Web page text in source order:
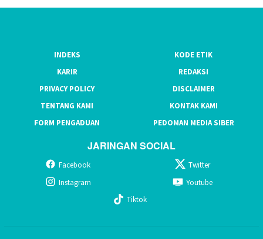
INDEKS
KODE ETIK
KARIR
REDAKSI
PRIVACY POLICY
DISCLAIMER
TENTANG KAMI
KONTAK KAMI
FORM PENGADUAN
PEDOMAN MEDIA SIBER
JARINGAN SOCIAL
Facebook
Twitter
Instagram
Youtube
Tiktok